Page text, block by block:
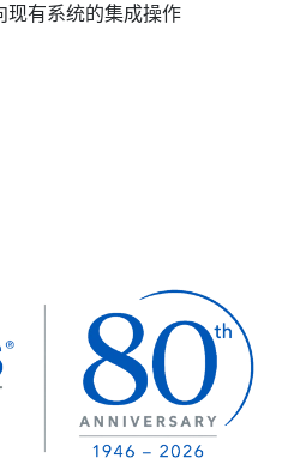
现有系统的集成操作